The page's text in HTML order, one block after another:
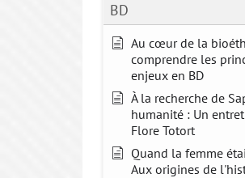
BD
Au cœur de la
comprendre les
enjeux en BD
À la recherche de
humanité : Un
Flore Totort
Quand la femme
Aux origines de